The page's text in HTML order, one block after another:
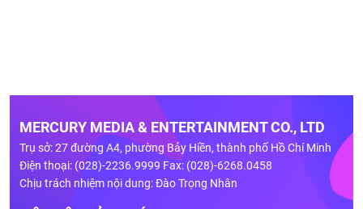
MERCURY MEDIA & ENTERTAINMENT CO., LTD
Trụ sở: 27 đường A4, phường Bảy Hiền, thành phố Hồ Chí Minh
Điện thoại: (028)-2236.9999 Fax: (028)-6268.0458
Chịu trách nhiệm nội dung: Đào Trọng Nhân